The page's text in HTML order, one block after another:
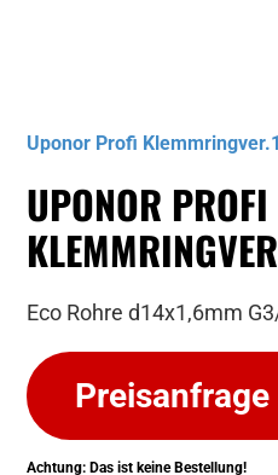
Uponor Profi
UPONOR PROFI
Eco Rohre d14x1,6mm
Preisanfrage
Achtung: Das ist keine Bestellung!